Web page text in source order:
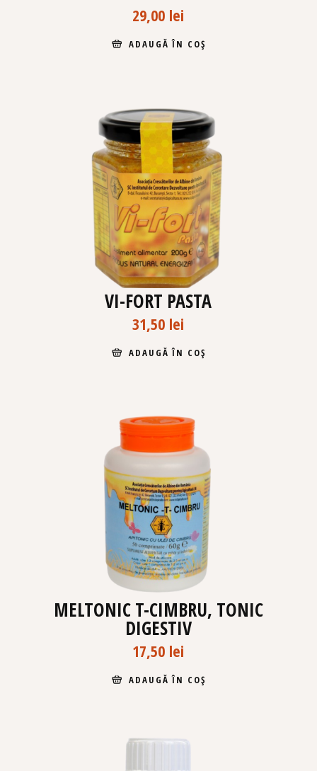
29,00 lei
ADAUGĂ ÎN COȘ
VI-FORT PASTA
31,50 lei
ADAUGĂ ÎN COȘ
MELTONIC T-CIMBRU, TONIC
DIGESTIV
17,50 lei
ADAUGĂ ÎN COȘ